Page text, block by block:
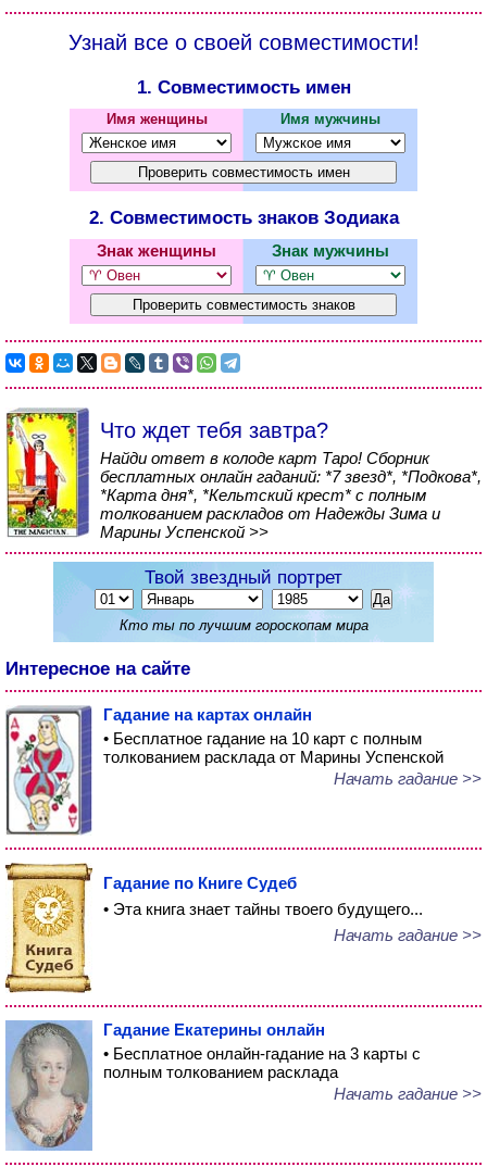
Узнай все о своей совместимости!
1. Совместимость имен
Имя женщины Имя мужчины
2. Совместимость знаков Зодиака
Знак женщины Знак мужчины
Что ждет тебя завтра?
Найди ответ в колоде карт Таро! Сборник
бесплатных онлайн гаданий: *7 звезд*, *Подкова*,
*Карта дня*, *Кельтский крест* с полным
толкованием раскладов от Надежды Зима и
Марины Успенской >>
Твой звездный портрет
Кто ты по лучшим гороскопам мира
Интересное на сайте
Гадание на картах онлайн
• Бесплатное гадание на 10 карт с полным
толкованием расклада от Марины Успенской
Начать гадание >>
Гадание по Книге Судеб
• Эта книга знает тайны твоего будущего...
Начать гадание >>
Гадание Екатерины онлайн
• Бесплатное онлайн-гадание на 3 карты с
полным толкованием расклада
Начать гадание >>